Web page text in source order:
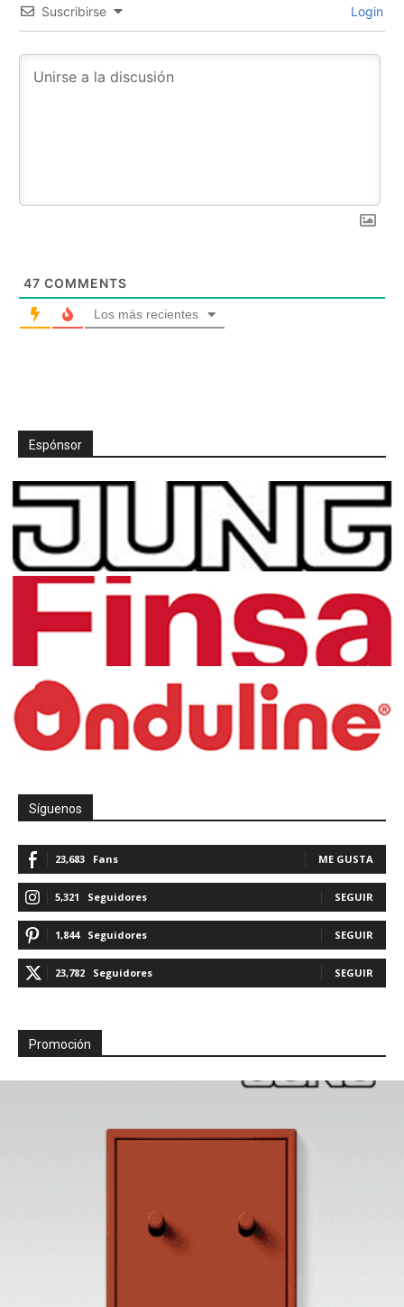
Suscribirse Login
47 COMMENTS
Los más recientes
Espónsor
Síguenos
23,683 Fans ME GUSTA
5,321 Seguidores SEGUIR
1,844 Seguidores SEGUIR
23,782 Seguidores SEGUIR
Promoción